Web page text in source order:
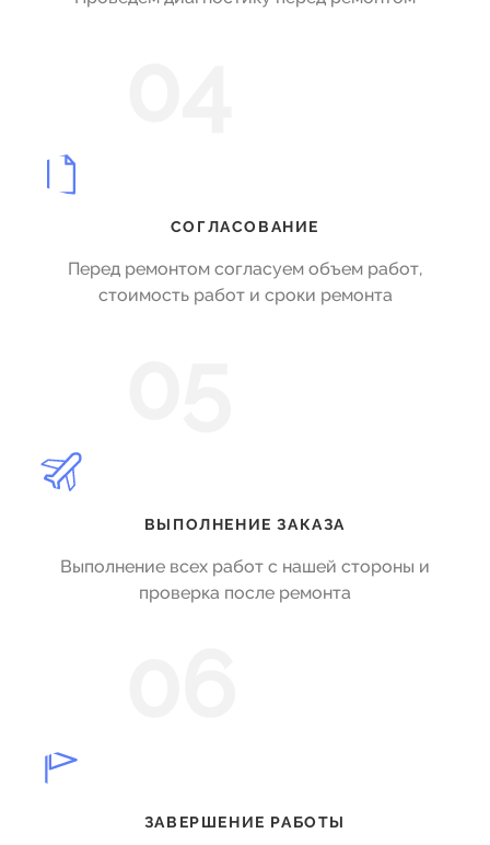
СОГЛАСОВАНИЕ
Перед ремонтом согласуем объем работ,
стоимость работ и сроки ремонта
ВЫПОЛНЕНИЕ ЗАКАЗА
Выполнение всех работ с нашей стороны и
проверка после ремонта
ЗАВЕРШЕНИЕ РАБОТЫ